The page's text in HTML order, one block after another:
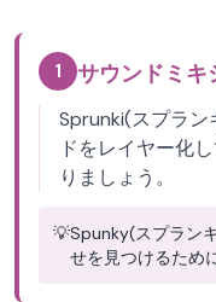
1 サウンドミキ
Sprunki(スプラ
ドをレイヤー化
りましょう。
💡Spunky(スプラン
せを見つけるため